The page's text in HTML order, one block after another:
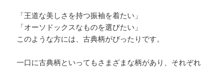
「王道な美しさを持つ振袖を着たい」
「オーソドックスなものを選びたい」
このような方には、古典柄がぴったりです。
一口に古典柄といってもさまざまな柄があり、それぞれ